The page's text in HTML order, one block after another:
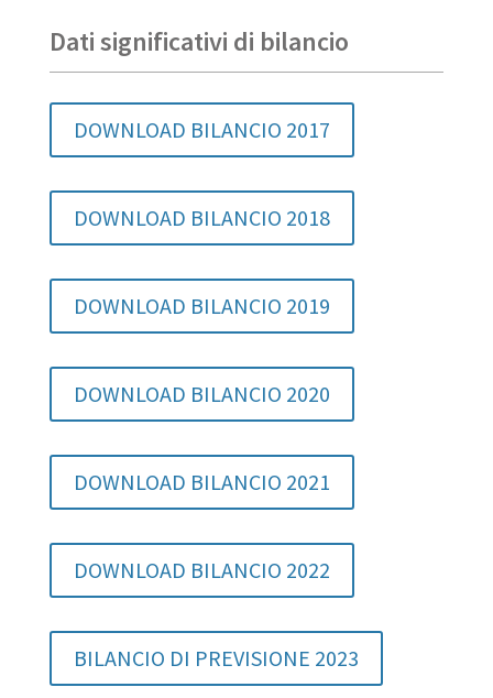
Dati significativi di bilancio
DOWNLOAD BILANCIO 2017
DOWNLOAD BILANCIO 2018
DOWNLOAD BILANCIO 2019
DOWNLOAD BILANCIO 2020
DOWNLOAD BILANCIO 2021
DOWNLOAD BILANCIO 2022
BILANCIO DI PREVISIONE 2023